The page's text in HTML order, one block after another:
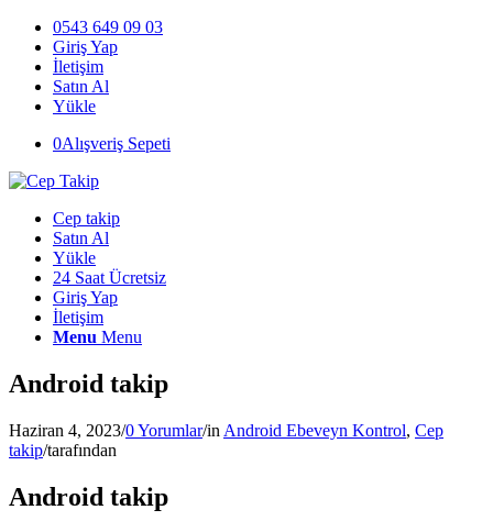
0543 649 09 03
Giriş Yap
İletişim
Satın Al
Yükle
0Alışveriş Sepeti
Cep takip
Satın Al
Yükle
24 Saat Ücretsiz
Giriş Yap
İletişim
Menu Menu
Android takip
Haziran 4, 2023/0 Yorumlar/in Android Ebeveyn Kontrol, Cep
takip/tarafından
Android takip